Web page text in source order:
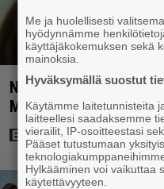
Nyt Netflixissä: 180
Margot Robbie vei
Me ja huolellisesti
hyödynnämme
käyttäjäkokemuksen sekä
mainoksia.
Hyväksymällä suostut
Käytämme laitetunnisteita
laitteellesi saadaksemme
vierailit, IP-osoitteestasi
Pääset tutustumaan
Hylkääminen voi vaikuttaa
käytettävyyteen.